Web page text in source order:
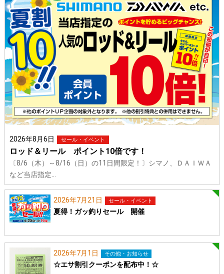
2026年8月6日 セール・イベント
ロッド＆リール ポイント10倍です！
〔8/6（木）～8/16（日）の11日間限定！〕シマノ、ＤＡＩＷＡ
など当店指定…
2026年7月21日 セール・イベント
夏得！ガッ釣りセール 開催
2026年7月1日 その他・お知らせ
☆エサ割引クーポンを配布中！☆